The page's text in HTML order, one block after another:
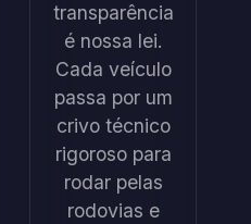
transparência
é nossa lei.
Cada veículo
passa por um
crivo técnico
rigoroso para
rodar pelas
rodovias e